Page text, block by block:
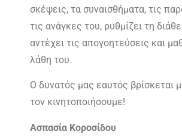
σκέψεις, τα συναισθήματα, τις
τις ανάγκες του, ρυθμίζει τη
αντέχει τις απογοητεύσεις και
λάθη του.
Ο δυνατός μας εαυτός βρίσκεται
τον κινητοποιήσουμε!
Ασπασία Κοροσίδου